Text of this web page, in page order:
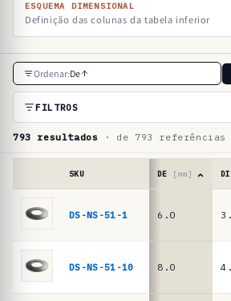
ESQUEMA DIMENSIONAL
Definição das colunas da tabela inferior
T
a
e
l
f
Ordenar:De
FILTROS
793 resultados · de 793 referências
molas
prato
SKU DE [mm] DI
DS-NS-51-1 6.0
DS-NS-51-10 8.0